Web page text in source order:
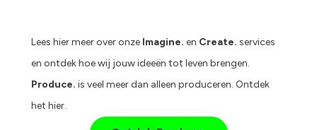
Lees hier meer over onze Imagine. en Create. services
en ontdek hoe wij jouw ideeën tot leven brengen.
Produce. is veel meer dan alleen produceren. Ontdek
het hier.